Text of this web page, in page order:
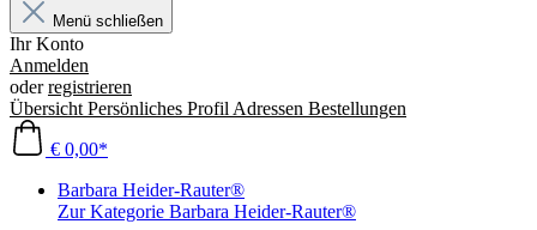
Menü schließen
Ihr Konto
Anmelden
oderregistrieren
Übersicht Persönliches Profil Adressen Bestellungen
€ 0,00*
Barbara Heider-Rauter®
Zur Kategorie Barbara Heider-Rauter®